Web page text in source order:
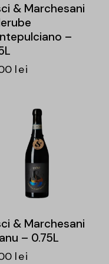
& Marchesani
–
lei
& Marchesani
– 0.75L
lei